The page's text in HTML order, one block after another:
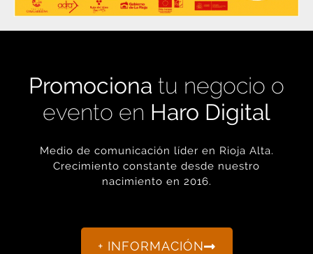
Promociona tu negocio o
evento en Haro Digital
Medio de comunicación líder en Rioja Alta.
Crecimiento constante desde nuestro
nacimiento en 2016.
+ INFORMACIÓN